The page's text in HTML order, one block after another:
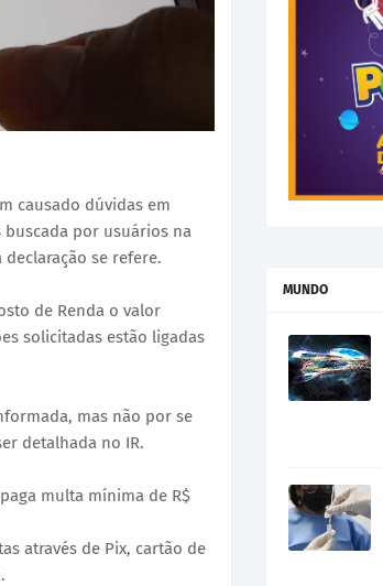
causado dúvidas em
buscada por usuários na
se refere.
de Renda o valor
solicitadas estão ligadas
mas não por se
detalhada no IR.
multa mínima de R$
através de Pix, cartão de
MUNDO